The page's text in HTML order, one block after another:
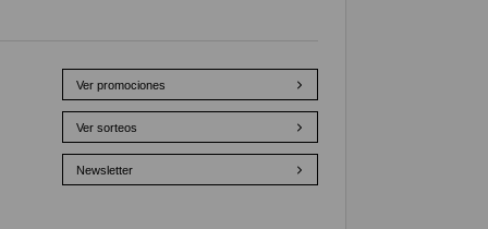
Ver promociones
Ver sorteos
Newsletter